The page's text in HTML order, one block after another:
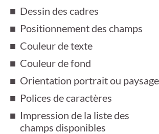
Dessin des cadres
Positionnement des champs
Couleur de texte
Couleur de fond
Orientation portrait ou paysage
Polices de caractères
Impression de la liste des
champs disponibles